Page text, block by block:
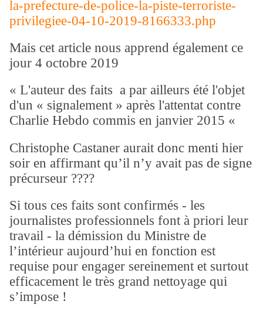
la-prefecture-de-police-la-piste-terroriste-
privilegiee-04-10-2019-8166333.php
Mais cet article nous apprend également ce
jour 4 octobre 2019
« L'auteur des faits a par ailleurs été l'objet
d'un « signalement » après l'attentat contre
Charlie Hebdo commis en janvier 2015 «
Christophe Castaner aurait donc menti hier
soir en affirmant qu’il n’y avait pas de signe
précurseur ????
Si tous ces faits sont confirmés - les
journalistes professionnels font à priori leur
travail - la démission du Ministre de
l’intérieur aujourd’hui en fonction est
requise pour engager sereinement et surtout
efficacement le très grand nettoyage qui
s’impose !